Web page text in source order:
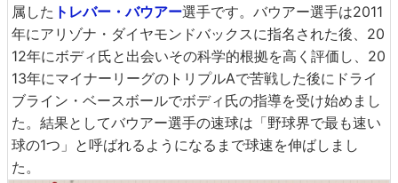
属した トレバー・バウアー選手です。バウアー選手は2011
年にアリゾナ・ダイヤモンドバックスに指名された後、20
12年にボディ氏と出会いその科学的根拠を高く評価し、20
13年にマイナーリーグのトリプルAで苦戦した後にドライ
ブライン・ベースボールでボディ氏の指導を受け始めまし
た。結果としてバウアー選手の速球は「野球界で最も速い
球の1つ」と呼ばれるようになるまで球速を伸ばしまし
た。